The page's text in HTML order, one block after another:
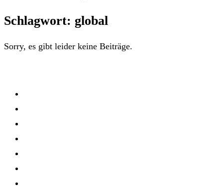
Schlagwort: global
Sorry, es gibt leider keine Beiträge.